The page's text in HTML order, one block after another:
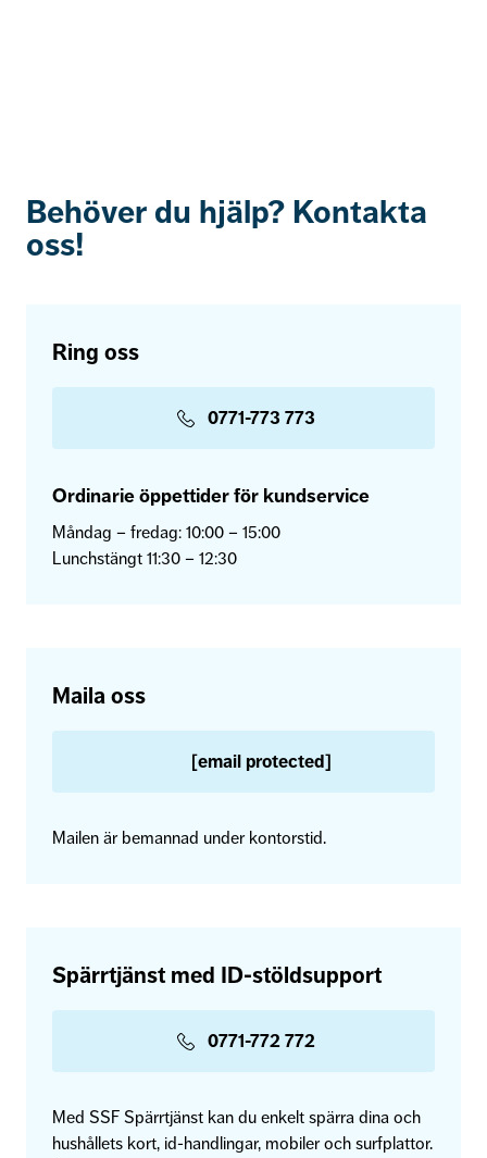
Behöver du hjälp? Kontakta
oss!
Ring oss
0771-773 773
Ordinarie öppettider för kundservice
Måndag – fredag: 10:00 – 15:00
Lunchstängt 11:30 – 12:30
Maila oss
[email protected]
Mailen är bemannad under kontorstid.
Spärrtjänst med ID-stöldsupport
0771-772 772
Med SSF Spärrtjänst kan du enkelt spärra dina och
hushållets kort, id-handlingar, mobiler och surfplattor.